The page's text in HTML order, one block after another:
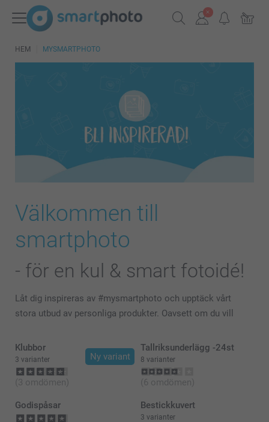
HEM MYSMARTPHOTO
Välkommen till
smartphoto
- för en kul & smart fotoidé!
Låt dig inspireras av #mysmartphoto och upptäck vårt
stora utbud av personliga produkter. Oavsett om du vill
barnens rum ett lyft eller planera ett fantastiskt barnkalas,
har vi allt du behöver – och mer därtill. Med våra produkter
kan du enkelt sätta din personliga prägel på allt från
förvaring och inredning till kalasdekorationer och presenter.
Släpp lös din fantasi och börja skapa redan idag! 💙
Ny variant
Klubbor
3 varianter
(3 omdömen)
Tallriksunderlägg -24st
8 varianter
(6 omdömen)
Godispåsar Bestickkuvert
3 varianter